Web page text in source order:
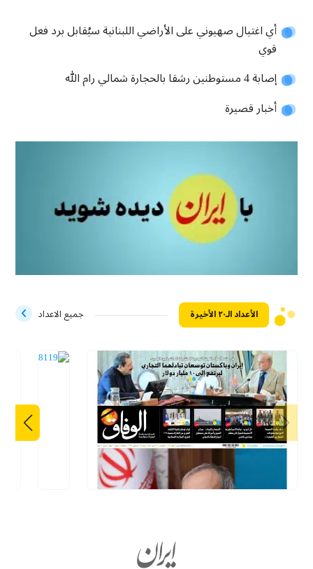
أي اغتيال صهيوني على الأراضي اللبنانية سيُقابل برد فعل
قوي
إصابة 4 مستوطنين رشقا بالحجارة شمالي رام الله
أخبار قصيرة
الأعداد الـ۲۰ الأخيرة جميع الاعداد